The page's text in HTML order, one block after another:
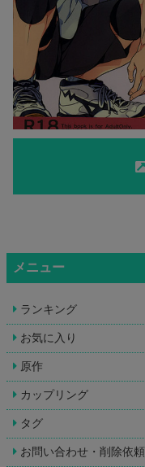
メニュー
ランキング
お気に入り
原作
カップリング
タグ
お問い合わせ・削除依頼